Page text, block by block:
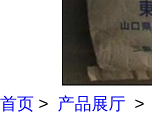
首页 > 产品展厅 >